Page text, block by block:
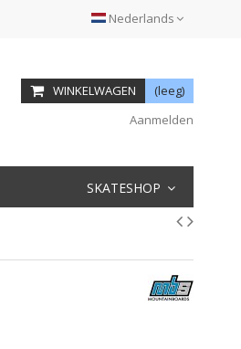
Nederlands
WINKELWAGEN
(leeg)
Aanmelden
SKATESHOP